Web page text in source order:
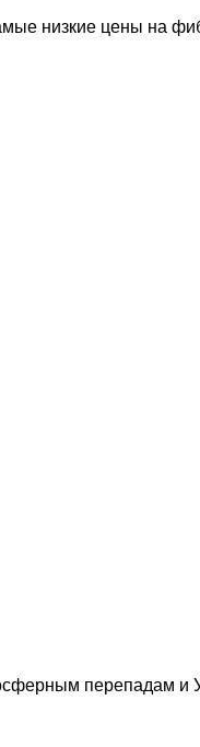
низкие цены на
перепадам и